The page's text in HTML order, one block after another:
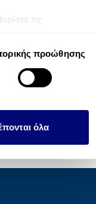
τις
κοινωνικών
προώθησης
όλα